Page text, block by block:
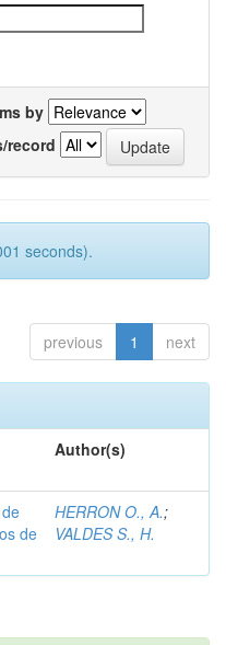
by
record
seconds).
previous 1 next
Author(s)
de
HERRON O., A.;
VALDES S., H.